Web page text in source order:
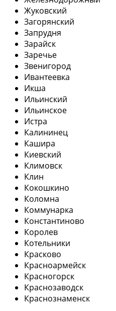
Жуковский
Загорянский
Запрудня
Зарайск
Заречье
Звенигород
Ивантеевка
Икша
Ильинский
Ильинское
Истра
Калининец
Кашира
Киевский
Климовск
Клин
Кокошкино
Коломна
Коммунарка
Константиново
Королев
Котельники
Красково
Красноармейск
Красногорск
Краснозаводск
Краснознаменск